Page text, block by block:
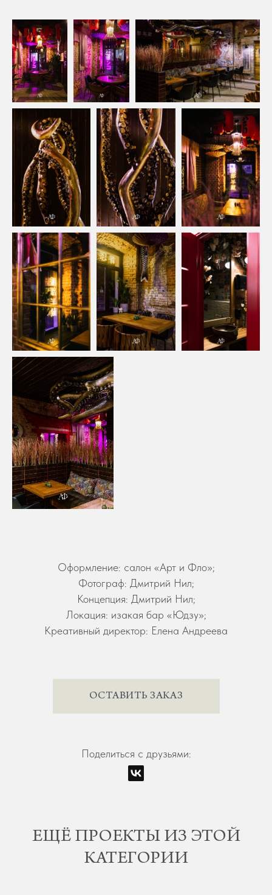
Оформление: салон «Арт и Фло»;
Фотограф: Дмитрий Нил;
Концепция: Дмитрий Нил;
Локация: изакая бар «Юдзу»;
Креативный директор: Елена Андреева
ОСТАВИТЬ ЗАКАЗ
Поделиться с друзьями:
ЕЩЁ ПРОЕКТЫ ИЗ ЭТОЙ
КАТЕГОРИИ